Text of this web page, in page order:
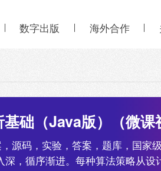
数字出版 海外合作
础（Java版）（微课
源码，实验，答案，题库，国家
深，循序渐进。每种算法策略从